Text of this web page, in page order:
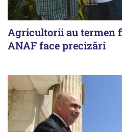
Agricultorii au termen
ANAF face precizări